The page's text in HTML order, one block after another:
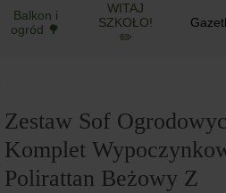
Balkon i
ogród 🌳
WITAJ
SZKOŁO!
✏️
Zestaw Sof
Komplet
Polirattan Beżowy Z